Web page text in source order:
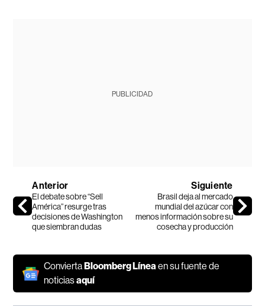
PUBLICIDAD
Anterior
El debate sobre “Sell
América” resurge tras
decisiones de Washington
que siembran dudas
Siguiente
Brasil deja al mercado
mundial del azúcar con
menos información sobre su
cosecha y producción
Convierta Bloomberg Líneaen su fuente de
noticiasaquí